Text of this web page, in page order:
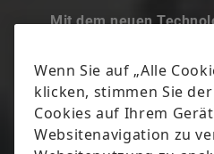
Mit dem neuen
Wissensschmiede für
Was für Tech-Highlights
woran wird geforscht,
Mitarbeitende –